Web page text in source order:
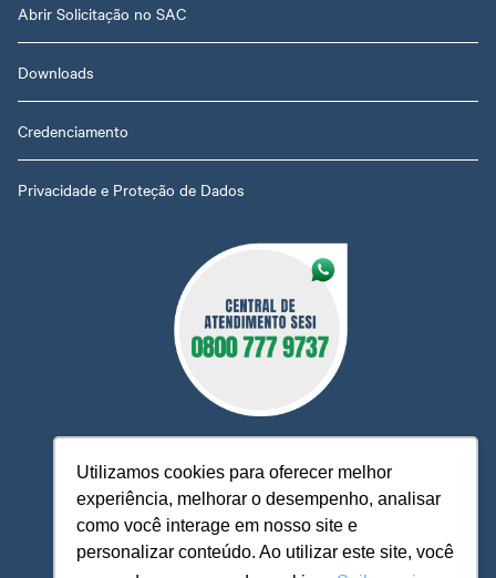
Utilizamos cookies para oferecer melhor
experiência, melhorar o desempenho, analisar
como você interage em nosso site e
personalizar conteúdo. Ao utilizar este site, você
Abrir Solicitação no SAC
Downloads
Credenciamento
Privacidade e Proteção de Dados
O Sesi MT está à sua disposição, pronto para esclarecer
dúvidas, receber reclamações, sugestões e firmar parcerias,
visando sempre oferecer melhores serviços e atendimento.